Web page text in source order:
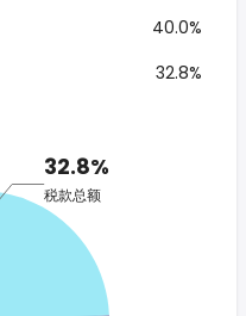
40.0%
32.8%
32.8%
税款总额